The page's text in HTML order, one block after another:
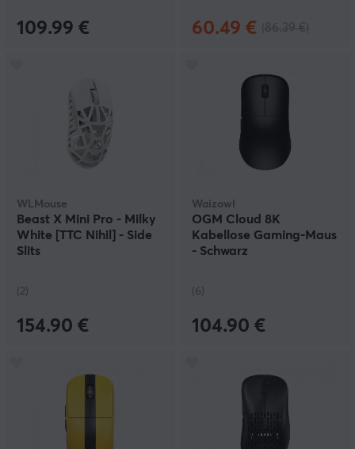
109.99 € 60.49 €
WLMouse
Beast X Mini Pro - Milky
White [TTC Nihil] - Side
Slits
(2)
154.90 €
Waizowl
OGM Cloud 8K
Kabellose Gaming-Maus
- Schwarz
(6)
104.90 €